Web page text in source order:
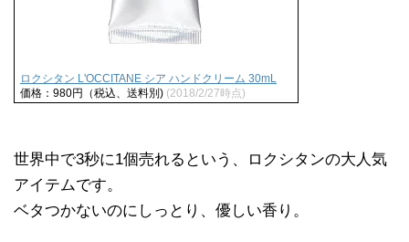
ロクシタン L'OCCITANE シア ハンドクリーム 30mL
価格：980円（税込、送料別) (2018/2/27時点)
世界中で3秒に1個売れるという、ロクシタンの大人気
アイテムです。
ベタつかないのにしっとり、優しい香り。